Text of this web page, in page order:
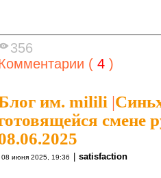
356
( 4 )
им. milili |
смене
08 июня 2025, 19:36 | satisfaction